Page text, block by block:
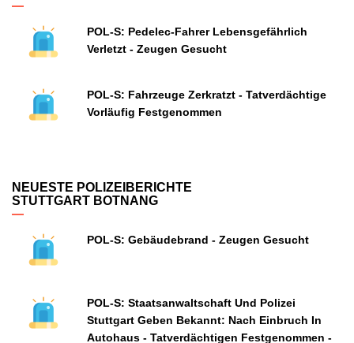
POL-S: Pedelec-Fahrer Lebensgefährlich
Verletzt - Zeugen Gesucht
POL-S: Fahrzeuge Zerkratzt - Tatverdächtige
Vorläufig Festgenommen
NEUESTE POLIZEIBERICHTE
STUTTGART BOTNANG
POL-S: Gebäudebrand - Zeugen Gesucht
POL-S: Staatsanwaltschaft Und Polizei
Stuttgart Geben Bekannt: Nach Einbruch In
Autohaus - Tatverdächtigen Festgenommen -